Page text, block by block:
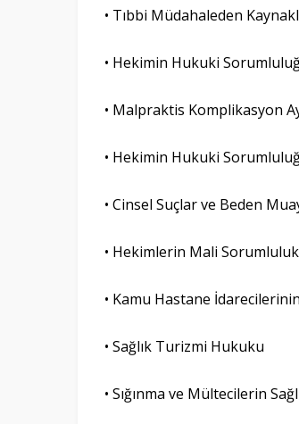
• Tıbbi Müdahaleden
• Hekimin Hukuki
• Malpraktis Komplikasyon
• Hekimin Hukuki
• Cinsel Suçlar ve Beden
• Hekimlerin Mali
• Kamu Hastane
• Sağlık Turizmi Hukuku
• Sığınma ve Mültecilerin